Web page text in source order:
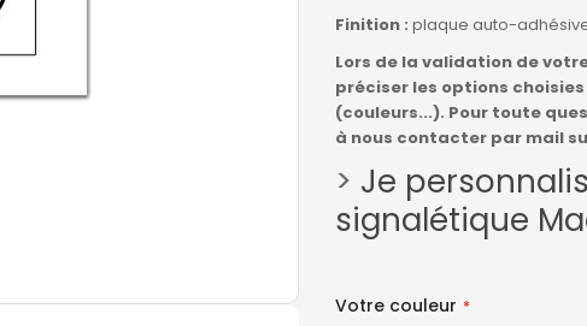
Finition : plaque auto-
Lors de la validation de
préciser les options
(couleurs...). Pour toute
à nous contacter par mail
> Je
signalétique
Votre couleur